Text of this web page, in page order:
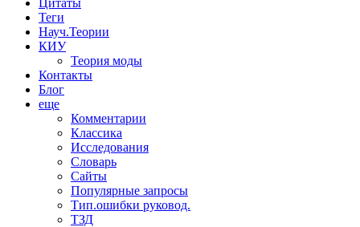
Цитаты
Теги
Науч.Теории
КИУ
Теория моды
Контакты
Блог
еще
Комментарии
Классика
Исследования
Словарь
Сайты
Популярные запросы
Тип.ошибки руковод.
ТЗД